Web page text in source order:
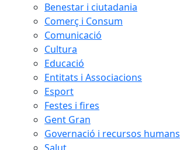
Benestar i ciutadania
Comerç i Consum
Comunicació
Cultura
Educació
Entitats i Associacions
Esport
Festes i fires
Gent Gran
Governació i recursos humans